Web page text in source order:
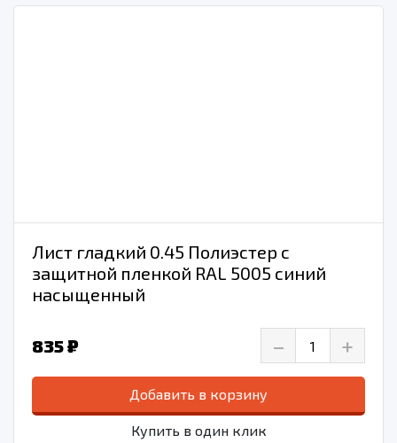
Лист гладкий 0.45 Полиэстер с
защитной пленкой RAL 5005 синий
насыщенный
835 ₽ – +
Добавить в корзину
Купить в один клик